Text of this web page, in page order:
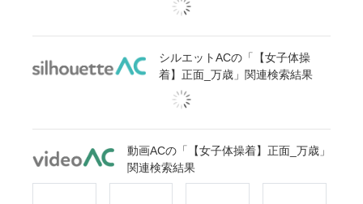
シルエットACの「【女子体操
着】正面_万歳」関連検索結果
動画ACの「【女子体操着】正面_万歳」
関連検索結果